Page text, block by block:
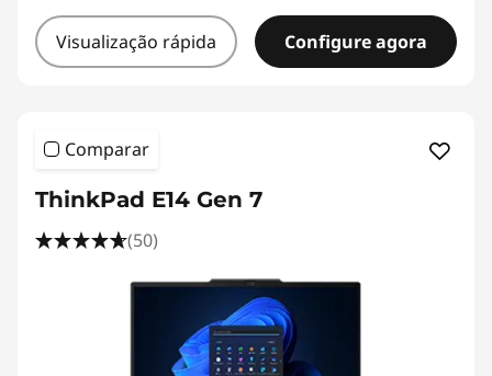
Visualização rápida Configure agora
Comparar
ThinkPad E14 Gen 7
(50)